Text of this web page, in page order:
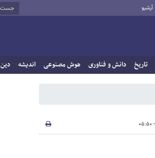
آرشیو
تاریخ دانش و فناوری هوش مصنوعی اندیشه دین